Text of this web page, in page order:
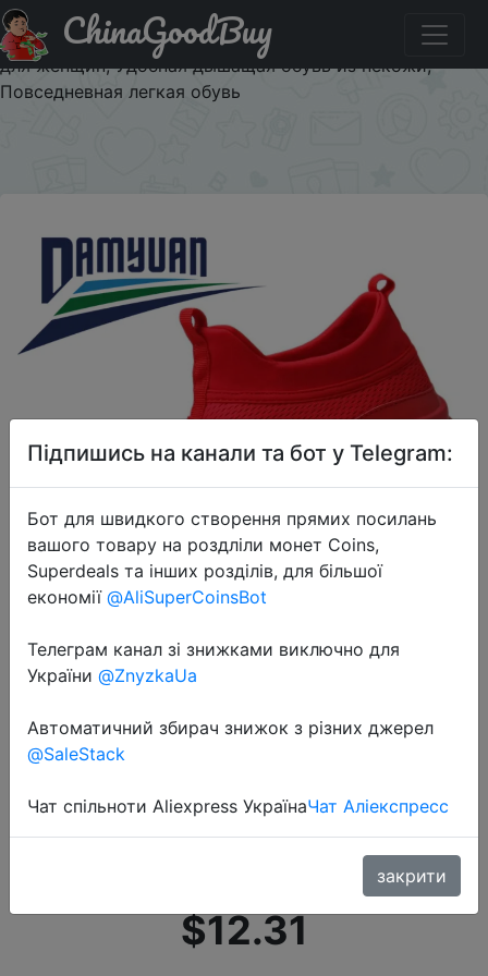
Промокод на знижку DAMYUAN527 Damyuan/Новинка
2020 года; Модная классическая обувь; Мужская обувь
для женщин; Удобная дышащая обувь из некожи;
Повседневная легкая обувь
ChinaGoodBuy
2020-06-10
Damyuan/Новинка 2020 года;
Модная классическая обувь;
Мужская обувь для женщин;
некожи; Повседневная легкая
$12.31
Підпишись на канали та бот у Telegram:
Бот для швидкого створення прямих посилань
вашого товару на роздліли монет Coins,
Superdeals та інших розділів, для більшої
економії @AliSuperCoinsBot
Телеграм канал зі знижками виключно для
України @ZnyzkaUa
Автоматичний збирач знижок з різних джерел
@SaleStack
Чат спільноти Aliexpress УкраїнаЧат Аліекспресс
закрити